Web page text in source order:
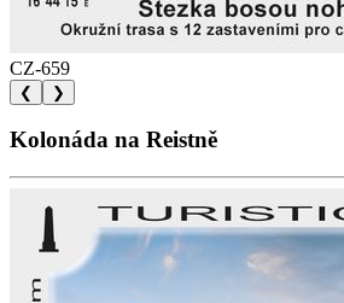
CZ-659
❮ ❯
Kolonáda na Reistně